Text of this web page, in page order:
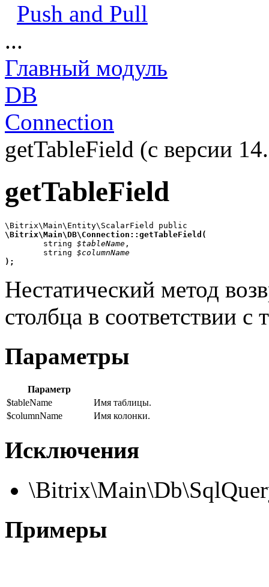
Push and Pull
...
Главный модуль
DB
Connection
getTableField (с версии
getTableField
\Bitrix\Main\DB\Connection::getTableField(
string $tableName ,
	string
$columnName
);
Нестатический метод
столбца в соответствии
Параметры
Параметр
$tableName
Имя таблицы.
$columnName
Имя колонки.
Исключения
Примеры